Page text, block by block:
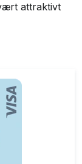
attraktivt